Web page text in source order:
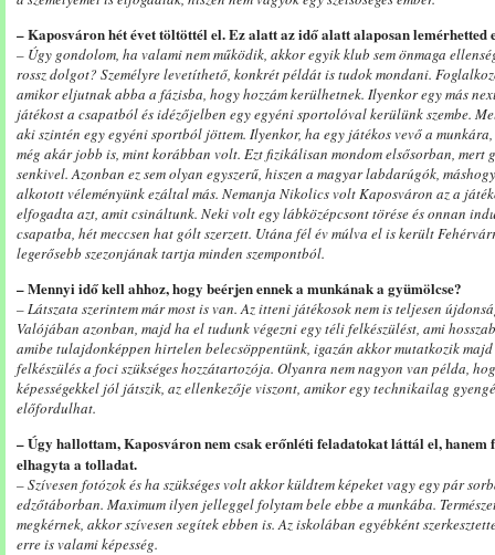
– Kaposváron hét évet töltöttél el. Ez alatt az idő alatt alaposan lemérhetted
– Úgy gondolom, ha valami nem működik, akkor egyik klub sem önmaga
rossz dolgot? Személyre levetíthető, konkrét példát is tudok mondani.
amikor eljutnak abba a fázisba, hogy hozzám kerülhetnek. Ilyenkor egy más
játékost a csapatból és idézőjelben egy egyéni sportolóval kerülünk szembe.
aki szintén egy egyéni sportból jöttem. Ilyenkor, ha egy játékos vevő a
még akár jobb is, mint korábban volt. Ezt fizikálisan mondom elsősorban, mert
senkivel. Azonban ez sem olyan egyszerű, hiszen a magyar labdarúgók,
alkotott véleményünk ezáltal más. Nemanja Nikolics volt Kaposváron az a
elfogadta azt, amit csináltunk. Neki volt egy lábközépcsont törése és onnan
csapatba, hét meccsen hat gólt szerzett. Utána fél év múlva el is került
legerősebb szezonjának tartja minden szempontból.
– Mennyi idő kell ahhoz, hogy beérjen ennek a munkának a gyümölcse?
– Látszata szerintem már most is van. Az itteni játékosok nem is teljesen
Valójában azonban, majd ha el tudunk végezni egy téli felkészülést, ami
amibe tulajdonképpen hirtelen belecsöppentünk, igazán akkor mutatkozik majd
felkészülés a foci szükséges hozzátartozója. Olyanra nem nagyon van példa,
képességekkel jól játszik, az ellenkezője viszont, amikor egy technikailag
előfordulhat.
– Úgy hallottam, Kaposváron nem csak erőnléti feladatokat láttál el, hanem
elhagyta a tolladat.
– Szívesen fotózok és ha szükséges volt akkor küldtem képeket vagy egy pár
edzőtáborban. Maximum ilyen jelleggel folytam bele ebbe a munkába.
megkérnek, akkor szívesen segítek ebben is. Az iskolában egyébként
erre is valami képesség.